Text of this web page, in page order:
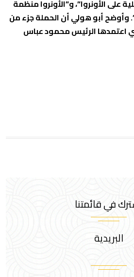
على الأونروا”، و”الأونروا منظمة
وأوضح أبو هولي أن الحملة جزء من
اعتمدها الرئيس محمود عباس
في قائمتنا
البريدية